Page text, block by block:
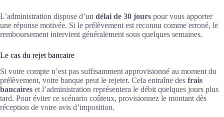
L’administration dispose d’un délai de 30 jours pour vous apporter
une réponse motivée. Si le prélèvement est reconnu comme erroné, le
remboursement intervient généralement sous quelques semaines.
Le cas du rejet bancaire
Si votre compte n’est pas suffisamment approvisionné au moment du
prélèvement, votre banque peut le rejeter. Cela entraîne des frais
bancaires et l’administration représentera le débit quelques jours plus
tard. Pour éviter ce scénario coûteux, provisionnez le montant dès
réception de votre avis d’imposition.